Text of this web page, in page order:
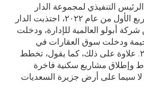
التنفيذي لمجموعة الدار
العقارية، أنه خلال الربع الأول من عام ۲۰۲۲، اجتذبت الدار
أبولو العالمية للإدارة، ودخلت
ودخلت سوق العقارات في
مصر. نهاية عام ۲۰۲۱. علاوة على ذلك، كما يقول، تخطط
وإطلاق مشاريع سكنية فاخرة
سيما على أرض جزيرة السعديات